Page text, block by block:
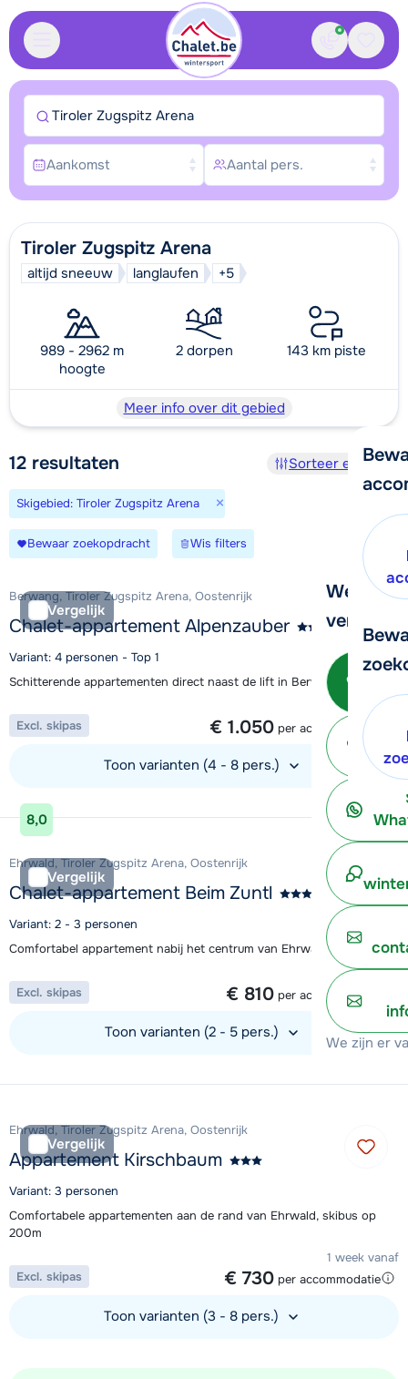
Contact
We
verder!
We zijn er
Tiroler Zugspitz Arena
altijd sneeuw langlaufen +5
989 - 2962 m
hoogte
2 dorpen 143 km piste
Meer info over dit gebied
12 resultaten Sorteer en filter
Skigebied: Tiroler Zugspitz Arena ×
Bewaar zoekopdracht Wis filters
Vergelijk
Berwang, Tiroler Zugspitz Arena, Oostenrijk
Chalet-appartement Alpenzauber
Variant: 4 personen - Top 1
Schitterende appartementen direct naast de lift in Berwang
1 week vanaf
€ 1.050 per accommodatie
Excl. skipas
Toon varianten (4 - 8 pers.)
Bekijk accommodatie
8,0
Vergelijk
Ehrwald, Tiroler Zugspitz Arena, Oostenrijk
Chalet-appartement Beim Zuntl
Variant: 2 - 3 personen
Comfortabel appartement nabij het centrum van Ehrwald
1 week vanaf
€ 810 per accommodatie
Excl. skipas
Toon varianten (2 - 5 pers.)
Vergelijk
Ehrwald, Tiroler Zugspitz Arena, Oostenrijk
Appartement Kirschbaum
Variant: 3 personen
Comfortabele appartementen aan de rand van Ehrwald, skibus op
200m
1 week vanaf
€ 730 per accommodatie
Excl. skipas
Toon varianten (3 - 8 pers.)
Tiroler Zugspitz Arena
Aankomst Aantal pers.